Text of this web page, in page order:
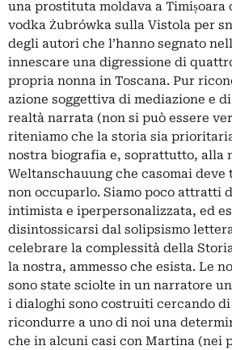
una prostituta moldava a Timișoara
vodka Żubrówka sulla Vistola per
degli autori che l’hanno segnato
innescare una digressione di
propria nonna in Toscana. Pur
azione soggettiva di mediazione e
realtà narrata (non si può essere
riteniamo che la storia sia
nostra biografia e, soprattutto, alla
Weltanschauung che casomai
non occuparlo. Siamo poco attratti
intimista e iperpersonalizzata, ed
disintossicarsi dal solipsismo
celebrare la complessità della
la nostra, ammesso che esista. Le
sono state sciolte in un narratore
i dialoghi sono costruiti cercando
ricondurre a uno di noi una
che in alcuni casi con Martina (nei